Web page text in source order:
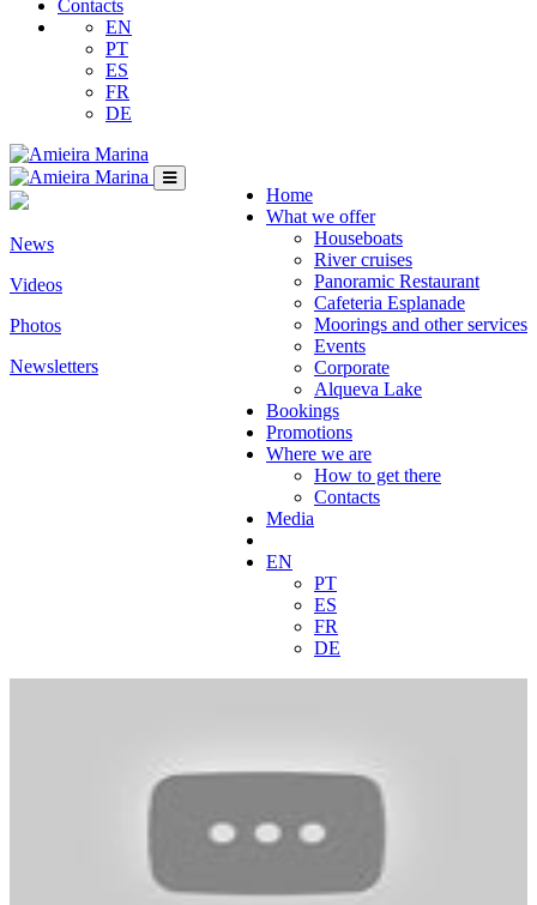
Contacts
EN
PT
ES
FR
DE
Home
What we offer
Houseboats
River cruises
Panoramic Restaurant
Cafeteria Esplanade
Moorings and other services
Events
Corporate
Alqueva Lake
Bookings
Promotions
Where we are
How to get there
Contacts
Media
EN
PT
ES
FR
DE
News
Videos
Photos
Newsletters